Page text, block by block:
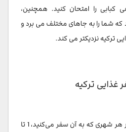
کبابی را امتحان کنید. همچنین،
که شما را به جاهای مختلف می برد و
ترکیه نزدیکتر می کند.
غذایی ترکیه
پیشنهاد می‌دهیم هر روز در هر شهری که به آن سفر می‌کنید، 1 تا